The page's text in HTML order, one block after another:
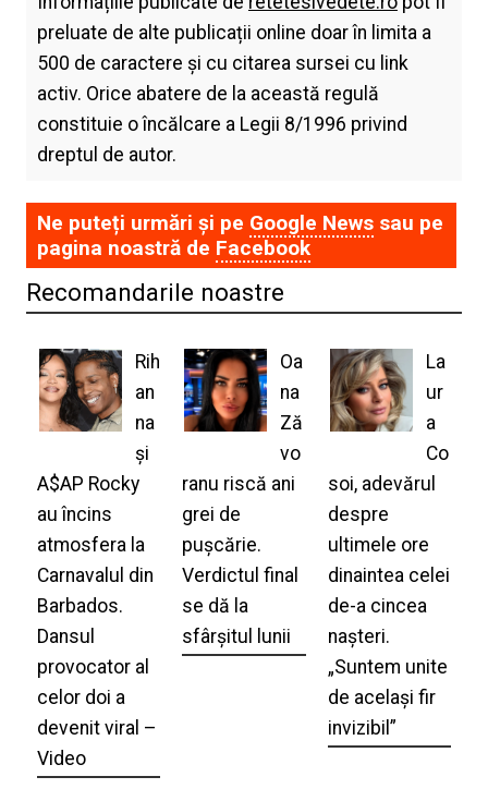
preluate de alte publicații online doar în limita a
500 de caractere și cu citarea sursei cu link
activ. Orice abatere de la această regulă
constituie o încălcare a Legii 8/1996 privind
dreptul de autor.
Ne puteți urmări și pe Google Newssau pe
pagina noastră de Facebook
Recomandarile noastre
Rih
an
na
și
A$AP Rocky
au încins
atmosfera la
Carnavalul din
Barbados.
Dansul
provocator al
celor doi a
devenit viral –
Video
Oa
na
Ză
vo
ranu riscă ani
grei de
pușcărie.
Verdictul final
se dă la
sfârșitul lunii
La
ur
a
Co
soi, adevărul
despre
ultimele ore
dinaintea celei
de-a cincea
nașteri.
„Suntem unite
de același fir
invizibil”